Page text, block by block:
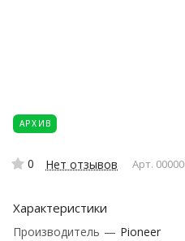
АРХИВ
0 Нет отзывов Арт.
Характеристики
Производитель — Pioneer